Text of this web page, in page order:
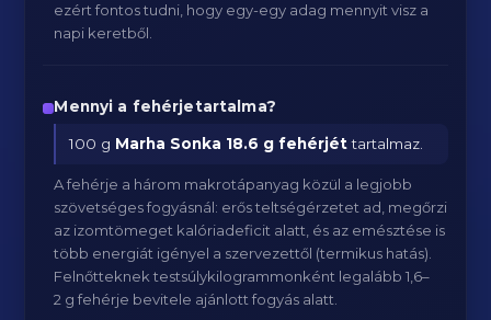
ezért fontos tudni, hogy egy-egy adag mennyit visz a
napi keretből.
Mennyi a fehérjetartalma?
100 g Marha Sonka 18.6 g fehérjéttartalmaz.
A fehérje a három makrotápanyag közül a legjobb
szövetséges fogyásnál: erős teltségérzetet ad, megőrzi
az izomtömeget kalóriadeficit alatt, és az emésztése is
több energiát igényel a szervezettől (termikus hatás).
Felnőtteknek testsúlykilogrammonként legalább 1,6–
2 g fehérje bevitele ajánlott fogyás alatt.